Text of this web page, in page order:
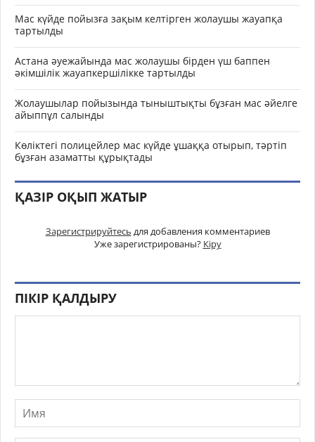
Мас күйде пойызға зақым келтірген жолаушы жауапқа
тартылды
Астана әуежайында мас жолаушы бірден үш баппен
әкімшілік жауапкершілікке тартылды
Жолаушылар пойызында тыныштықты бұзған мас әйелге
айыппұл салынды
Көліктегі полицейлер мас күйде ұшаққа отырып, тәртіп
бұзған азаматты құрықтады
ҚАЗІР ОҚЫП ЖАТЫР
Зарегистрируйтесь для добавления комментариев
Уже зарегистрированы? Кіру
ПІКІР ҚАЛДЫРУ